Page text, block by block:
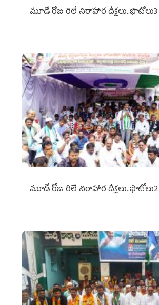
మూడో రోజు రిలే నిరాహార దీక్షలు..ఫొటోలు3
మూడో రోజు రిలే నిరాహార దీక్షలు..ఫొటోలు2